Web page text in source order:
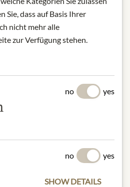
1998 Xavier Ausas
has been responsible
of Vega Sicilia
Alion, Pintia).
14,5%
/ Ribera del Duero
Vega Sicilia, 47359
(Valladolid)
Verständnis, dass das
Sie, dass auf Basis Ihrer
nicht mehr alle
zur Verfügung stehen.
no yes
no yes
SHOW DETAILS